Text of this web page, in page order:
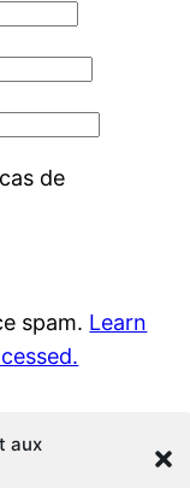
aux
de
spam. Learn